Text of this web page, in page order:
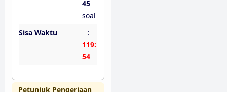
45
soal
Sisa Waktu
:
119:
54
Petunjuk Pengerjaan